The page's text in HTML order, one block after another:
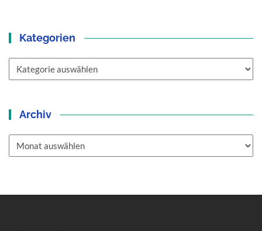
Kategorien
Archiv